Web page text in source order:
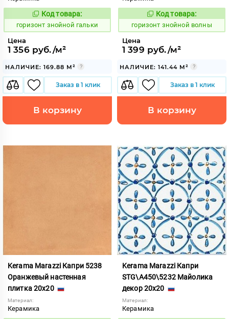
300890
Код товара:
горизонт знойной гальки
Цена
1 356 руб./м²
НАЛИЧИЕ: 169.88 М²
Заказ в 1 клик
В корзину
300887
Код товара:
горизонт знойной волны
Цена
1 399 руб./м²
НАЛИЧИЕ: 141.44 М²
Заказ в 1 клик
В корзину
Kerama Marazzi Капри 5238
Оранжевый настенная
плитка 20x20
Материал:
Керамика
Kerama Marazzi Капри
STG\A450\5232 Майолика
декор 20x20
Материал:
Керамика